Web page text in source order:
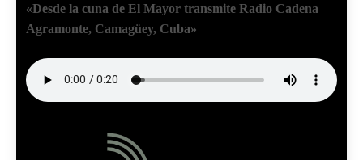
«Desde la cuna de El Mayor transmite Radio Cadena
Agramonte, Camagüey, Cuba»